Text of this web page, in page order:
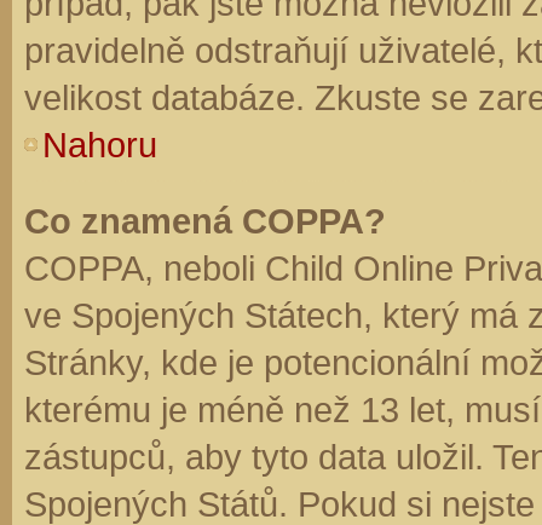
pravidelně odstraňují uživatelé,
velikost databáze. Zkuste se
Nahoru
Co znamená COPPA?
COPPA, neboli Child Online
ve Spojených Státech, který má
Stránky, kde je potencionální
kterému je méně než 13 let,
zástupců, aby tyto data uložil.
Spojených Států. Pokud si